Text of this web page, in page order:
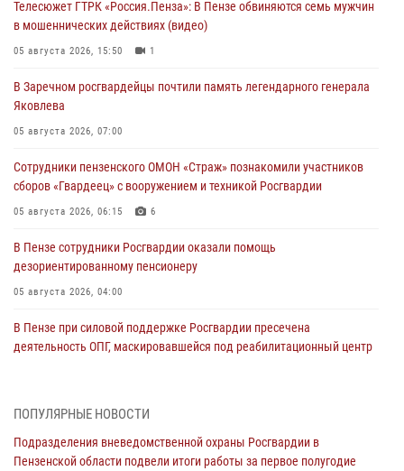
Телесюжет ГТРК «Россия.Пенза»: В Пензе обвиняются семь мужчин
в мошеннических действиях (видео)
05 августа 2026, 15:50 1
В Заречном росгвардейцы почтили память легендарного генерала
Яковлева
05 августа 2026, 07:00
Сотрудники пензенского ОМОН «Страж» познакомили участников
сборов «Гвардеец» с вооружением и техникой Росгвардии
05 августа 2026, 06:15 6
В Пензе сотрудники Росгвардии оказали помощь
дезориентированному пенсионеру
05 августа 2026, 04:00
В Пензе при силовой поддержке Росгвардии пресечена
деятельность ОПГ, маскировавшейся под реабилитационный центр
работы за первое полугодие 2026 года
ПОПУЛЯРНЫЕ НОВОСТИ
Подразделения вневедомственной охраны Росгвардии в
Пензенской области подвели итоги работы за первое полугодие